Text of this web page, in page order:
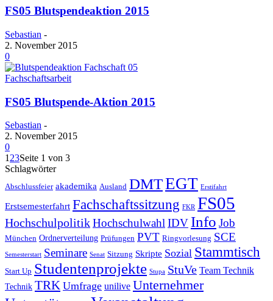
FS05 Blutspendeaktion 2015
Sebastian -
2. November 2015
0
Fachschaftsarbeit
FS05 Blutspende-Aktion 2015
Sebastian -
2. November 2015
0
1 23Seite 1 von 3
Schlagwörter
Abschlussfeier akademika Ausland DMTEGT Erstifahrt
Erstsemesterfahrt Fachschaftssitzung FKR FS05
HochschulpolitikHochschulwahlIDV Info Job
München Ordnerverteilung Prüfungen PVT Ringvorlesung SCE
Semesterstart Seminare Senat Sitzung Skripte Sozial Stammtisch
Start Up Studentenprojekte Stupa StuVe Team Technik
Technik TRK Umfrage unilive Unternehmer